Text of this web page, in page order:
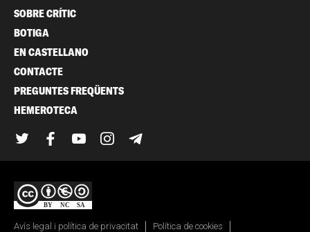
SOBRE CRÍTIC
BOTIGA
EN CASTELLANO
CONTACTE
PREGUNTES FREQÜENTS
HEMEROTECA
TwitterFacebook
YouTubeInstagram
Avís legal i política de privacitat
Política de cookies